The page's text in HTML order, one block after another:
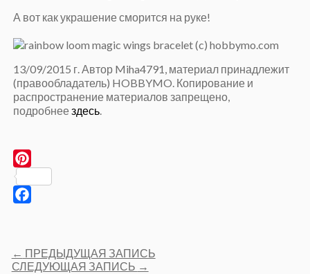
А вот как украшение сморится на руке!
13/09/2015 г. Автор Miha4791, материал принадлежит
(правообладатель) HOBBYMO. Копирование и
распространение материалов запрещено,
подробнеездесь.
Post
navigation
← ПРЕДЫДУЩАЯ ЗАПИСЬ
СЛЕДУЮЩАЯ ЗАПИСЬ →